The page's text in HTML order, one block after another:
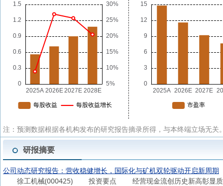
注：预测数据根据各机构发布的研究报告摘录所得，与本终端立场无
研报摘要
公司动态研究报告：营收稳健增长，国际化与矿机双轮驱动开启新周期
徐工机械(000425) 投资要点 经营现金流创历史新高彰显质量